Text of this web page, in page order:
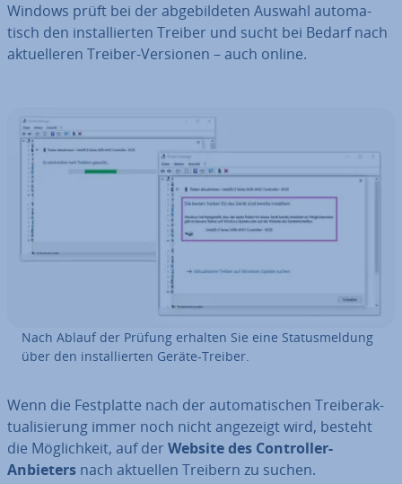
Windows prüft bei der ab­ge­bil­de­ten Auswahl au­to­ma­
tisch den in­stal­lier­ten Treiber und sucht bei Bedarf nach
ak­tu­el­le­ren Treiber-Versionen – auch online.
Nach Ablauf der Prüfung erhalten Sie eine Sta­tus­mel­dung
über den in­stal­lier­ten Geräte-Treiber.
Wenn die Fest­plat­te nach der au­to­ma­ti­schen Trei­ber­ak­
tua­li­sie­rung immer noch nicht angezeigt wird, besteht
die Mög­lich­keit, auf der Website des Con­trol­ler-
Anbieters nach aktuellen Treibern zu suchen.